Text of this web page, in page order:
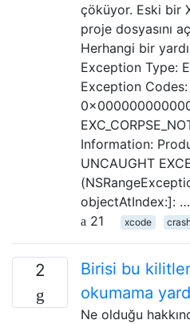
çöküyor. Eski bir
proje dosyasını
Herhangi bir
Exception Type:
Exception
Information:
UNCAUGHT
objectAtIndex:]: …
21
xcode
2
Birisi bu
okumama
Ne olduğu